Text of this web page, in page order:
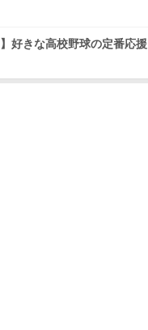
】好きな高校野球の定番応援